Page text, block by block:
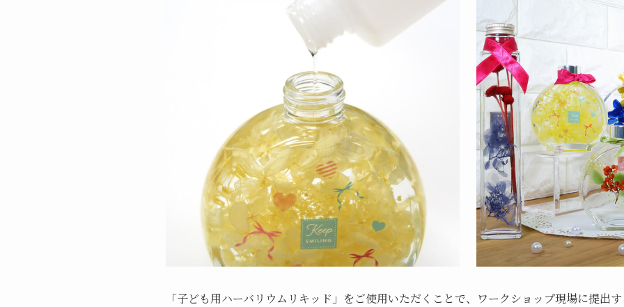
「子ども用ハーバリウムリキッド」をご使用いただくことで、ワークショップ現場に提出